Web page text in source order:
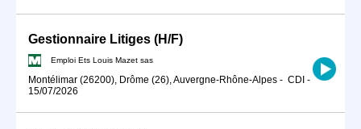
Gestionnaire Litiges (H/F)
Emploi Ets Louis Mazet sas
Montélimar (26200), Drôme (26), Auvergne-Rhône-Alpes - CDI -
15/07/2026